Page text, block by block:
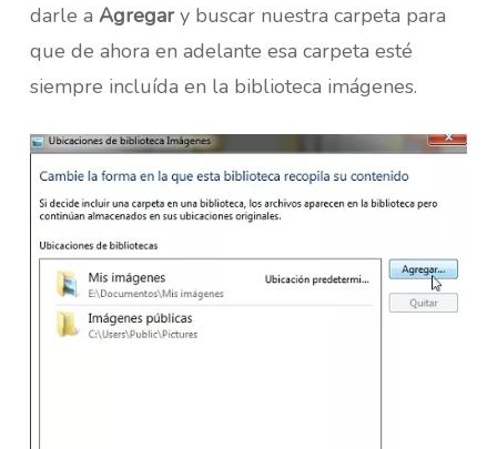
darle a Agregary buscar nuestra carpeta para
que de ahora en adelante esa carpeta esté
siempre incluída en la biblioteca imágenes.